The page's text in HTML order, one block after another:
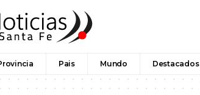
Pais Mundo Destacados